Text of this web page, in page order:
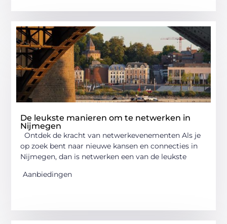
De leukste manieren om te netwerken in
Nijmegen
Ontdek de kracht van netwerkevenementen Als je
op zoek bent naar nieuwe kansen en connecties in
Nijmegen, dan is netwerken een van de leukste
Aanbiedingen